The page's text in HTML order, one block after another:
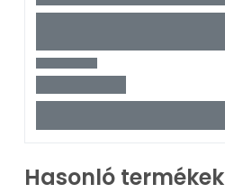
Hasonló termékek